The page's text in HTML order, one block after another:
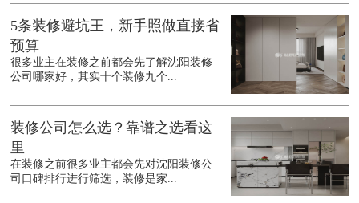
5条装修避坑王，新手照做直接省
预算
很多业主在装修之前都会先了解沈阳装修
公司哪家好，其实十个装修九个...
装修公司怎么选？靠谱之选看这
里
在装修之前很多业主都会先对沈阳装修公
司口碑排行进行筛选，装修是家...